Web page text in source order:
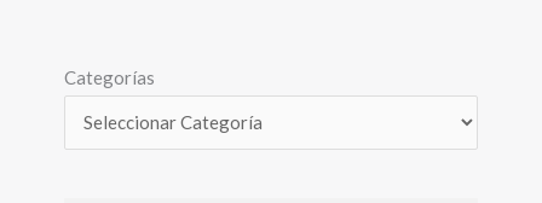
Categorías